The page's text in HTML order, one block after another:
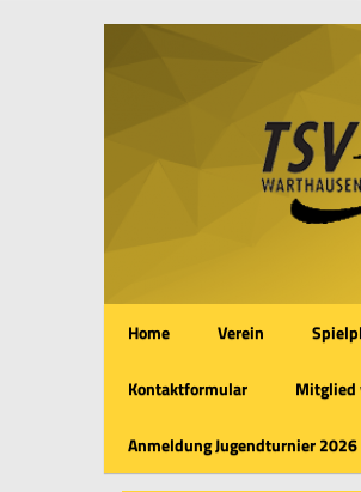
Home Verein
Kontaktformular Mitglied
Anmeldung Jugendturnier 2026